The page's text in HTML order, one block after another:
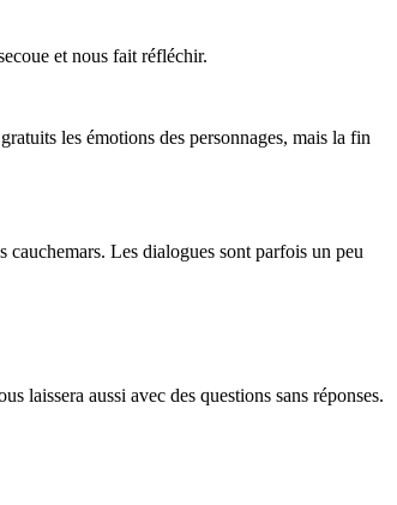
et nous fait réfléchir.
les émotions des personnages, mais la fin
Les dialogues sont parfois un peu
laissera aussi avec des questions sans réponses.